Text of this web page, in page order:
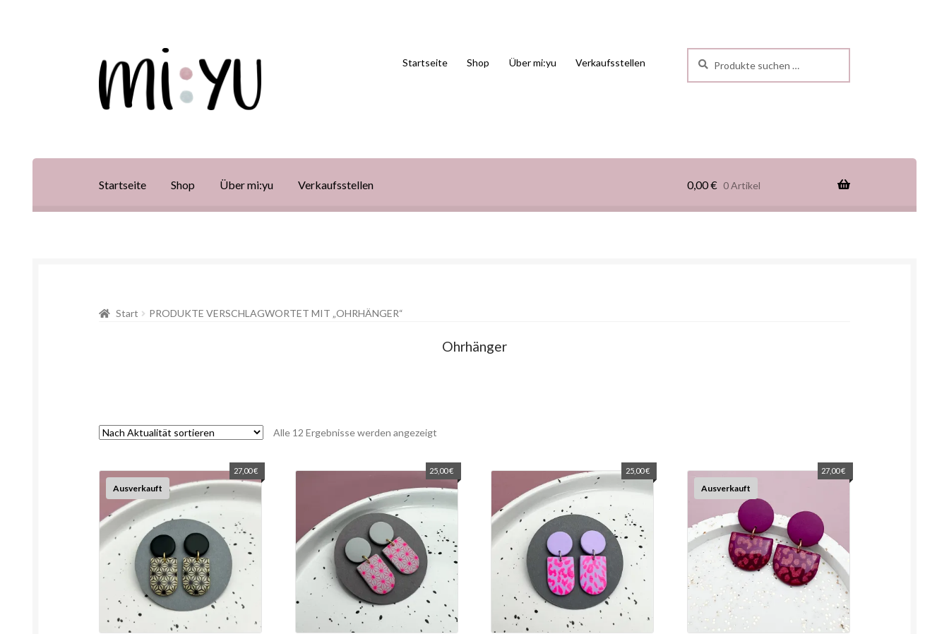
Startseite Shop Über mi:yu Verkaufsstellen
Startseite Shop Über mi:yu Verkaufsstellen 0,00€ 0 Artikel
Start PRODUKTE VERSCHLAGWORTET MIT „OHRHÄNGER“
Ohrhänger
Alle 12 Ergebnisse werden angezeigt
Ausverkauft
27,00€ 25,00€ 25,00€
Ausverkauft
27,00€